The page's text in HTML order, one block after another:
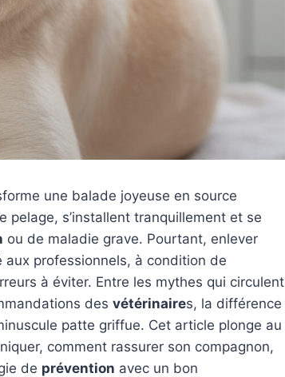
une balade joyeuse en source
pelage, s’installent tranquillement et se
ou de maladie grave. Pourtant, enlever
aux professionnels, à condition de
à éviter. Entre les mythes qui circulent
des vétérinaires, la différence
patte griffue. Cet article plonge au
comment rassurer son compagnon,
de prévention avec un bon